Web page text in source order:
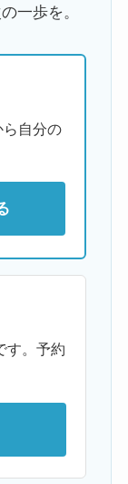
一歩を。
ら自分の
す。予約